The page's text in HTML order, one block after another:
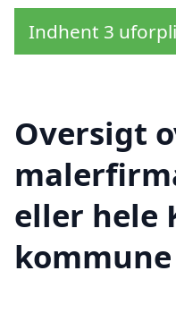
Indhent 3
Oversigt
eller hele
kommune